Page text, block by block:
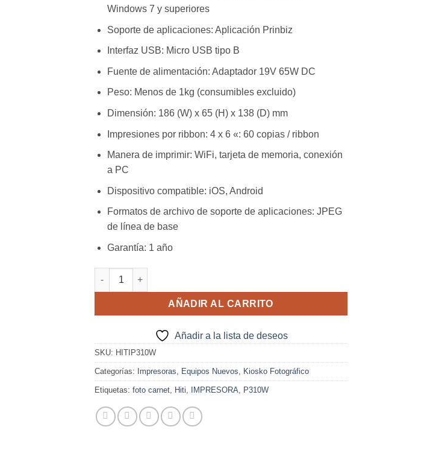
Windows 7 y superiores
Soporte de aplicaciones: Aplicación Prinbiz
Interfaz USB: Micro USB tipo B
Fuente de alimentación: Adaptador 19V 65W DC
Peso: Menos de 1kg (consumibles excluido)
Dimensión: 186 (W) x 65 (H) x 138 (D) mm
Impresiones por ribbon: 4 x 6 «: 60 copias / ribbon
Manera de imprimir: WiFi, tarjeta de memoria, conexión
a PC
Dispositivo compatible: iOS, Android
Formatos de archivo de soporte de aplicaciones: JPEG
de línea de base
Garantía: 1 año
HITI Impresora P310W cantidad
AÑADIR AL CARRITO
Añadir a la lista de deseos
SKU: HITIP310W
Categorías: Impresoras Equipos Nuevos Kiosko Fotográfico
Etiquetas: foto carnet Hiti IMPRESORA P310W